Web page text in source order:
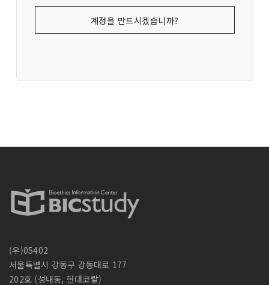
계정을 만드시겠습니까?
(우)05402
서울특별시 강동구 강동대로 177
202호 (성내동, 현대코랄)